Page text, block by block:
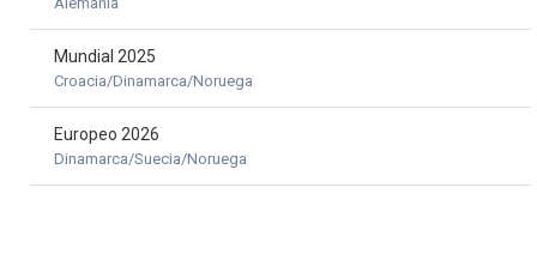
Mundial 2025
Croacia/Dinamarca/Noruega
Europeo 2026
Dinamarca/Suecia/Noruega